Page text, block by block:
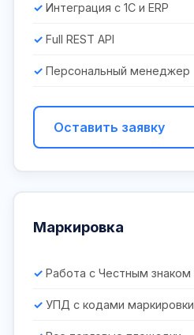
Интеграция с 1С и ERP
Full REST API
Персональный менеджер
Оставить заявку
Маркировка
Работа с Честным знаком
УПД с кодами маркировки